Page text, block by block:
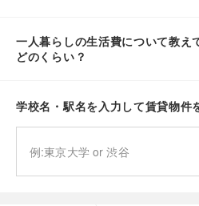
一人暮らしの生活費について教え
どのくらい？
学校名・駅名を入力して賃貸物件